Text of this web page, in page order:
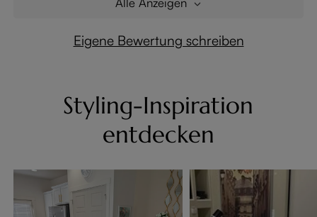
Eigene Bewertung schreiben
Styling-Inspiration
entdecken